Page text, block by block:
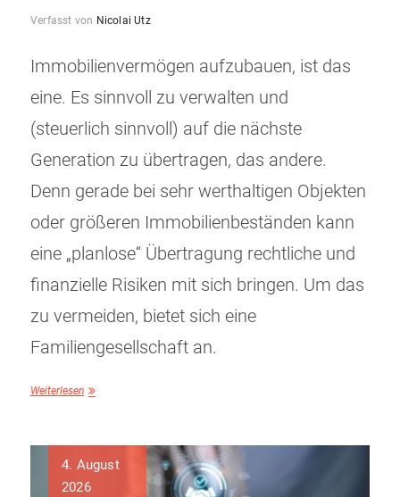
Verfasst von Nicolai Utz
Immobilienvermögen aufzubauen, ist das
eine. Es sinnvoll zu verwalten und
(steuerlich sinnvoll) auf die nächste
Generation zu übertragen, das andere.
Denn gerade bei sehr werthaltigen Objekten
oder größeren Immobilienbeständen kann
eine „planlose“ Übertragung rechtliche und
finanzielle Risiken mit sich bringen. Um das
zu vermeiden, bietet sich eine
Familiengesellschaft an.
Weiterlesen
4. August
2026